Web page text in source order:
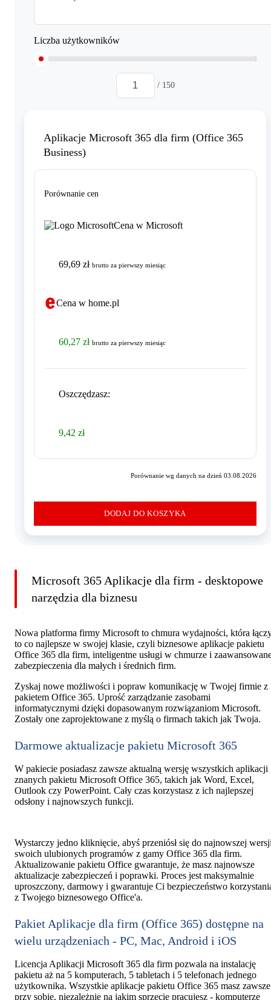
Liczba użytkowników
/ 150
Aplikacje Microsoft 365 dla firm (Office 365
Business)
Porównanie cen
Cena w Microsoft
69,69 zł brutto za pierwszy miesiąc
Cena w home.pl
60,27 zł brutto za pierwszy miesiąc
Oszczędzasz:
9,42 zł
Porównanie wg danych na dzień 03.08.2026
DODAJ DO KOSZYKA
Microsoft 365 Aplikacje dla firm - desktopowe
narzędzia dla biznesu
Nowa platforma firmy Microsoft to chmura wydajności, która
to co najlepsze w swojej klasie, czyli biznesowe aplikacje pakietu
Office 365 dla firm, inteligentne usługi w chmurze i
zabezpieczenia dla małych i średnich firm.
Zyskaj nowe możliwości i popraw komunikację w Twojej firmie z
pakietem Office 365. Uprość zarządzanie zasobami
informatycznymi dzięki dopasowanym rozwiązaniom Microsoft.
Zostały one zaprojektowane z myślą o firmach takich jak Twoja.
Darmowe aktualizacje pakietu Microsoft 365
W pakiecie posiadasz zawsze aktualną wersję wszystkich aplikacji
znanych pakietu Microsoft Office 365, takich jak Word, Excel,
Outlook czy PowerPoint. Cały czas korzystasz z ich najlepszej
odsłony i najnowszych funkcji.
Wystarczy jedno kliknięcie, abyś przeniósł się do najnowszej
swoich ulubionych programów z gamy Office 365 dla firm.
Aktualizowanie pakietu Office gwarantuje, że masz najnowsze
aktualizacje zabezpieczeń i poprawki. Proces jest maksymalnie
uproszczony, darmowy i gwarantuje Ci bezpieczeństwo
z Twojego biznesowego Office'a.
Pakiet Aplikacje dla firm (Office 365) dostępne na
wielu urządzeniach - PC, Mac, Android i iOS
Licencja Aplikacji Microsoft 365 dla firm pozwala na instalację
pakietu aż na 5 komputerach, 5 tabletach i 5 telefonach jednego
użytkownika. Wszystkie aplikacje pakietu Office 365 masz zawsze
przy sobie, niezależnie na jakim sprzęcie pracujesz - komputerze